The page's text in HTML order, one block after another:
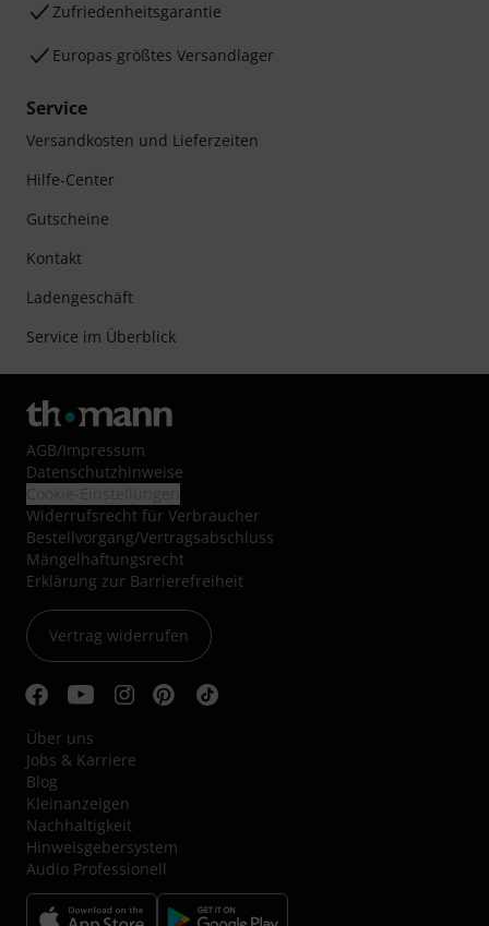
Zufriedenheitsgarantie
Europas größtes Versandlager
Service
Versandkosten und Lieferzeiten
Hilfe-Center
Gutscheine
Kontakt
Ladengeschäft
Service im Überblick
AGB/Impressum
Datenschutzhinweise
Widerrufsrecht für Verbraucher
Bestellvorgang/Vertragsabschluss
Mängelhaftungsrecht
Erklärung zur Barrierefreiheit
Vertrag widerrufen
Über uns
Jobs & Karriere
Blog
Kleinanzeigen
Nachhaltigkeit
Hinweisgebersystem
Audio Professionell